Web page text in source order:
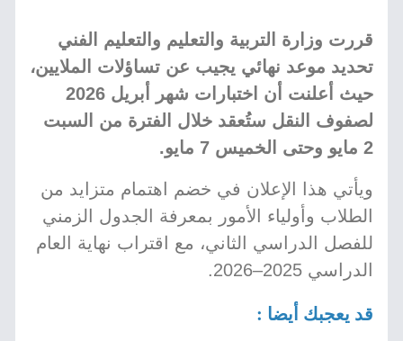
قررت وزارة التربية والتعليم والتعليم الفني
تحديد موعد نهائي يجيب عن تساؤلات الملايين،
حيث أعلنت أن اختبارات شهر أبريل 2026
لصفوف النقل ستُعقد خلال الفترة من السبت
2 مايو وحتى الخميس 7 مايو.
ويأتي هذا الإعلان في خضم اهتمام متزايد من
الطلاب وأولياء الأمور بمعرفة الجدول الزمني
للفصل الدراسي الثاني، مع اقتراب نهاية العام
الدراسي 2025–2026.
قد يعجبك أيضا :